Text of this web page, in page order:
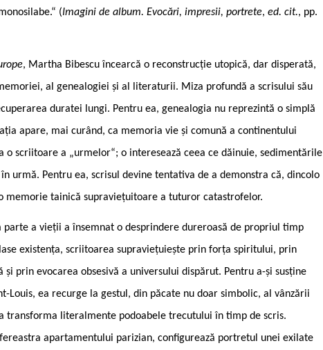
(Imagini de album. Evocări, impresii, portrete, ed. cit., pp.
, Martha Bibescu încearcă o reconstrucție utopică, dar disperată,
al genealogiei și al literaturii. Miza profundă a scrisului său
duratei lungi. Pentru ea, genealogia nu reprezintă o simplă
apare, mai curând, ca memoria vie și comună a continentului
o scriitoare a „urmelor“; o interesează ceea ce dăinuie, sedimentările
urmă. Pentru ea, scrisul devine tentativa de a demonstra că, dincolo
memorie tainică supraviețuitoare a tuturor catastrofelor.
parte a vieții a însemnat o desprindere dureroasă de propriul timp
existența, scriitoarea supraviețuiește prin forța spiritului, prin
prin evocarea obsesivă a universului dispărut. Pentru a-și susține
Louis, ea recurge la gestul, din păcate nu doar simbolic, al vânzării
literalmente podoabele trecutului în timp de scris.
apartamentului parizian, configurează portretul unei exilate